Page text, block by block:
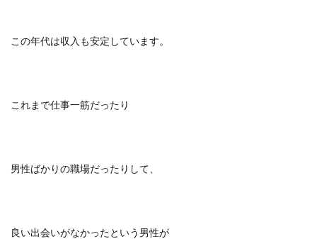
この年代は収入も安定しています。
これまで仕事一筋だったり
男性ばかりの職場だったりして、
良い出会いがなかったという男性が